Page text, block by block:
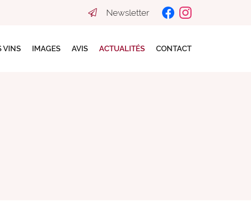
Newsletter
VINS IMAGES AVIS ACTUALITÉS CONTACT